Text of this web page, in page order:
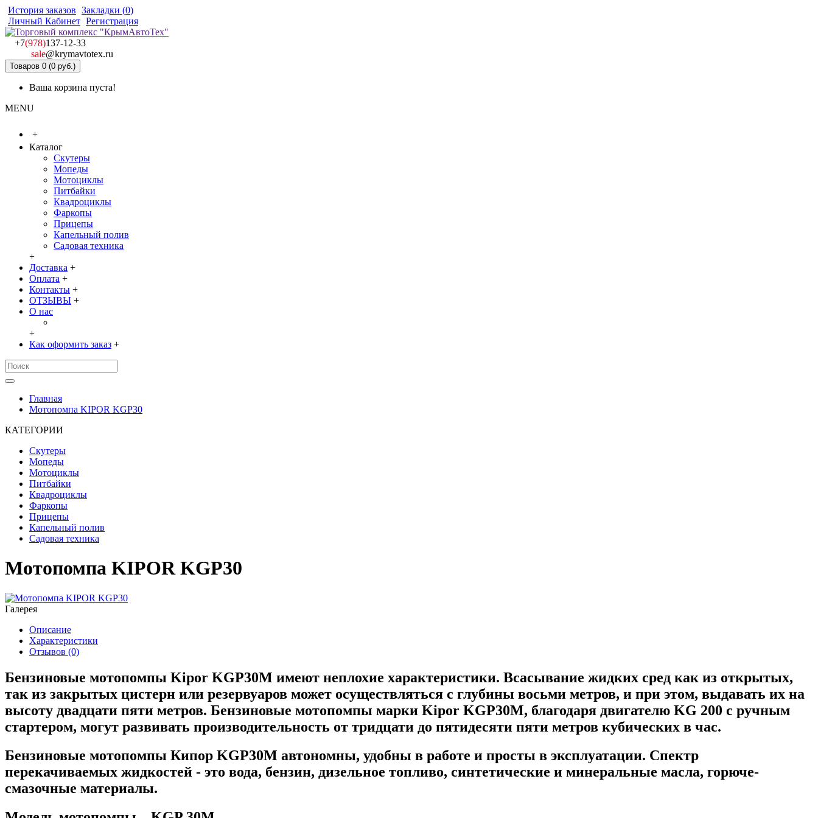
История заказов Закладки (0)
Личный Кабинет Регистрация
+7(978)137-12-33
sale@krymavtotex.ru
Товаров 0 (0 руб.)
Ваша корзина пуста!
MENU
+
Каталог
Скутеры
Мопеды
Мотоциклы
Питбайки
Квадроциклы
Фаркопы
Прицепы
Капельный полив
Садовая техника
+
Доставка +
Оплата +
Контакты +
ОТЗЫВЫ +
О нас
+
Как оформить заказ +
Главная
Мотопомпа KIPOR KGP30
КАТЕГОРИИ
Скутеры
Мопеды
Мотоциклы
Питбайки
Квадроциклы
Фаркопы
Прицепы
Капельный полив
Садовая техника
Мотопомпа KIPOR KGP30
Галерея
Описание
Характеристики
Отзывов (0)
Бензиновые мотопомпы Kipor KGP30M имеют неплохие характеристики. Всасывание жидких сред как из открытых,
так из закрытых цистерн или резервуаров может осуществляться с глубины восьми метров, и при этом, выдавать их на
высоту двадцати пяти метров. Бензиновые мотопомпы марки Kipor KGP30M, благодаря двигателю KG 200 с ручным
стартером, могут развивать производительность от тридцати до пятидесяти пяти метров кубических в час.
Бензиновые мотопомпы Кипор KGP30M автономны, удобны в работе и просты в эксплуатации. Спектр
перекачиваемых жидкостей - это вода, бензин, дизельное топливо, синтетические и минеральные масла, горюче-
смазочные материалы.